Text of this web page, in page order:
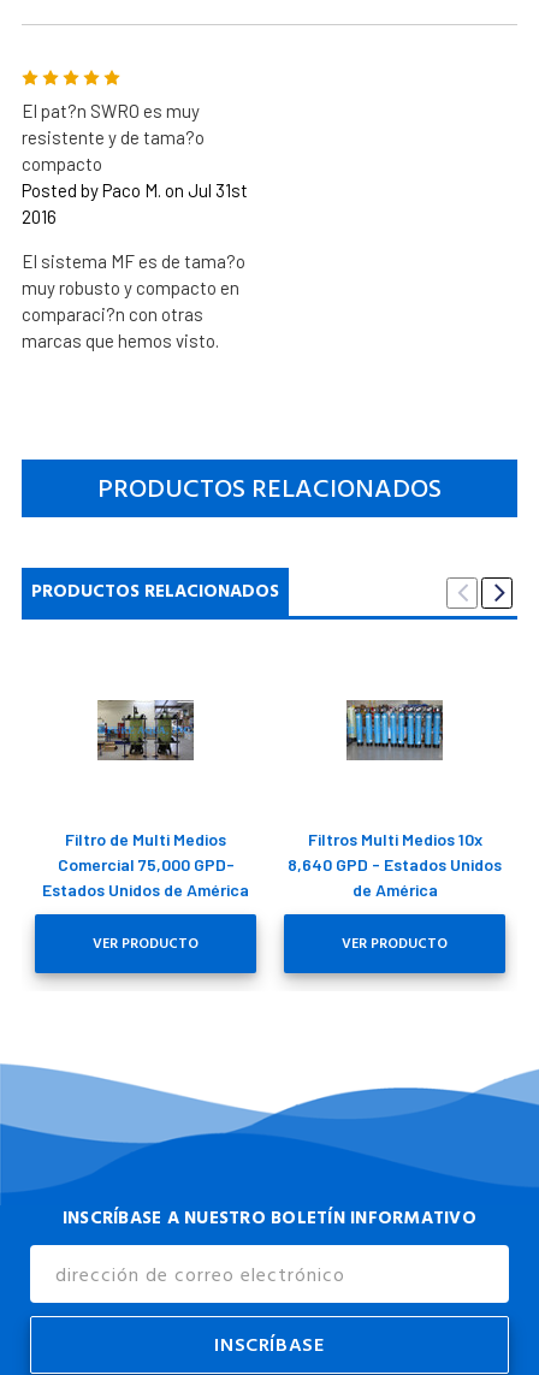
5
El pat?n SWRO es muy
resistente y de tama?o
compacto
Posted by Paco M. on Jul 31st
2016
El sistema MF es de tama?o
muy robusto y compacto en
comparaci?n con otras
marcas que hemos visto.
PRODUCTOS RELACIONADOS
PRODUCTOS RELACIONADOS
Filtro de Multi Medios
Comercial 75,000 GPD-
Estados Unidos de América
VER PRODUCTO
Filtros Multi Medios 10x
8,640 GPD - Estados Unidos
de América
VER PRODUCTO
INSCRÍBASE A NUESTRO BOLETÍN INFORMATIVO
Correo